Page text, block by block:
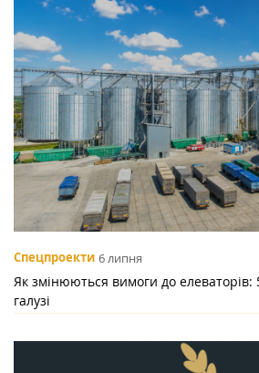
Спецпроекти 6 липня
Як змінюються вимоги до елеваторів:
галузі